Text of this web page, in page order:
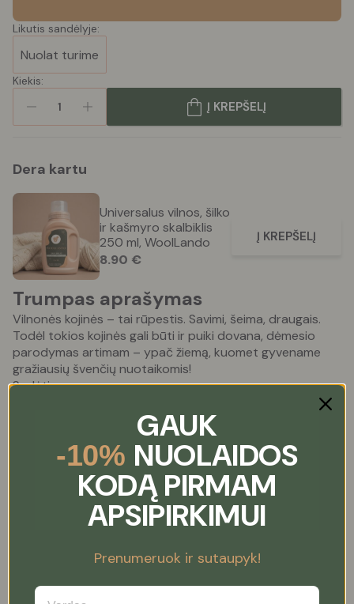
Likutis sandėlyje:
Nuolat turime
Kiekis:
1
Į KREPŠELĮ
Dera kartu
Universalus vilnos, šilko
ir kašmyro skalbiklis
250 ml, WoolLando
8.90 €
Į KREPŠELĮ
Trumpas aprašymas
Vilnonės kojinės – tai rūpestis. Savimi, šeima, draugais.
Todėl tokios kojinės gali būti ir puiki dovana, dėmesio
parodymas artimam – ypač žiemą, kuomet gyvename
gražiausių švenčių nuotaikomis!
Sudėtis:
Išsamus aprašymas
Verti dėmesio vilnos gaminiai
kojinės PŪKIS, WoolLando
vilnos velti aulinukai KOALA,
GAUK
-10% NUOLAIDOS
KODĄ PIRMAM
APSIPIRKIMUI
Prenumeruok ir sutaupyk!